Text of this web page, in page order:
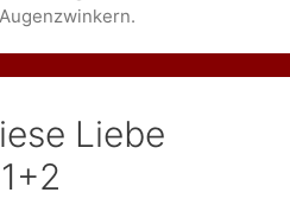
Augenzwinkern.
Liebe